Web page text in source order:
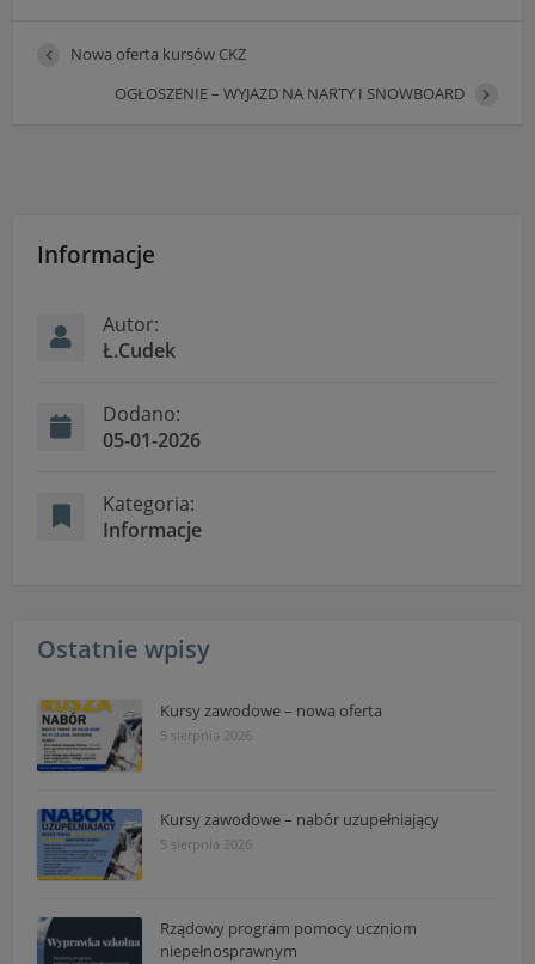
Nowa oferta kursów CKZ
OGŁOSZENIE – WYJAZD NA NARTY I SNOWBOARD
Informacje
Autor:
Ł.Cudek
Dodano:
05-01-2026
Kategoria:
Informacje
Ostatnie wpisy
Kursy zawodowe – nowa oferta
5 sierpnia 2026
Kursy zawodowe – nabór uzupełniający
5 sierpnia 2026
Rządowy program pomocy uczniom
niepełnosprawnym